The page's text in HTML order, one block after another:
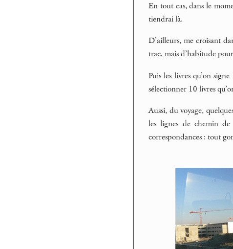
En tout cas, dans le
tiendrai là.
D’ailleurs, me croisant
trac, mais d’habitude
Puis les livres qu’on
sélectionner 10 livres
Aussi, du voyage,
les lignes de chemin
correspondances : tout